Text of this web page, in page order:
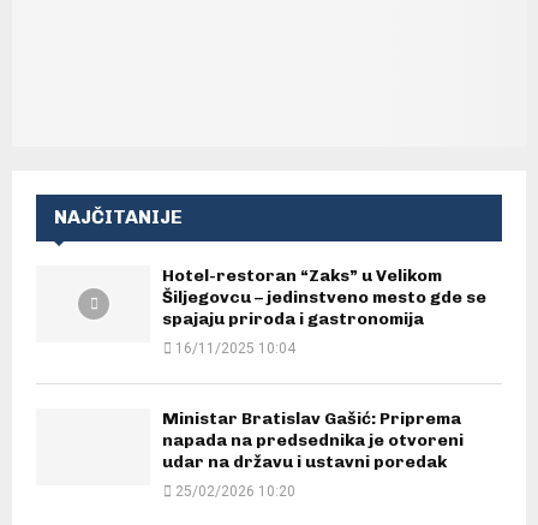
NAJČITANIJE
Hotel-restoran “Zaks” u Velikom
Šiljegovcu – jedinstveno mesto gde se
spajaju priroda i gastronomija
16/11/2025 10:04
Ministar Bratislav Gašić: Priprema
napada na predsednika je otvoreni
udar na državu i ustavni poredak
25/02/2026 10:20